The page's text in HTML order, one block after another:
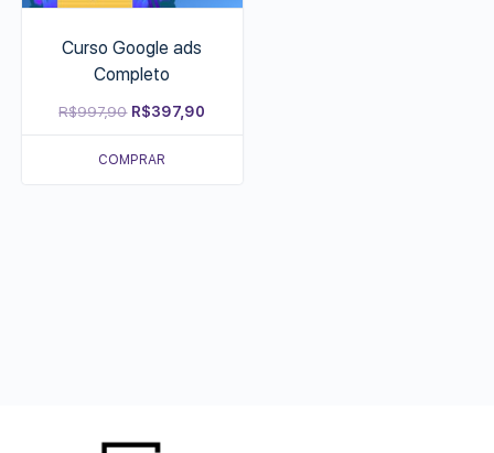
Curso Google ads
Completo
R$997,90 Original
price
was:
R$397,90
price
COMPRAR